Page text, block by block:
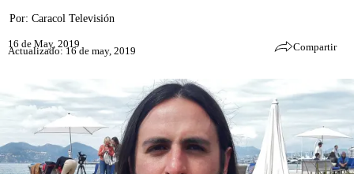
Por: Caracol Televisión
16 de May, 2019
Actualizado: 16 de may, 2019 Compartir